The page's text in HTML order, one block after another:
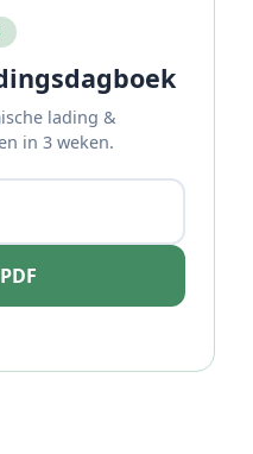
lading &
in 3 weken.